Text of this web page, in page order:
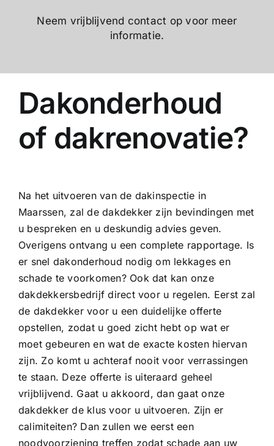
Neem vrijblijvend contact op voor meer
informatie.
Dakonderhoud
of dakrenovatie?
Na het uitvoeren van de dakinspectie in
Maarssen, zal de dakdekker zijn bevindingen met
u bespreken en u deskundig advies geven.
Overigens ontvang u een complete rapportage. Is
er snel dakonderhoud nodig om lekkages en
schade te voorkomen? Ook dat kan onze
dakdekkersbedrijf direct voor u regelen. Eerst zal
de dakdekker voor u een duidelijke offerte
opstellen, zodat u goed zicht hebt op wat er
moet gebeuren en wat de exacte kosten hiervan
zijn. Zo komt u achteraf nooit voor verrassingen
te staan. Deze offerte is uiteraard geheel
vrijblijvend. Gaat u akkoord, dan gaat onze
dakdekker de klus voor u uitvoeren. Zijn er
calimiteiten? Dan zullen we eerst een
noodvoorziening treffen zodat schade aan uw